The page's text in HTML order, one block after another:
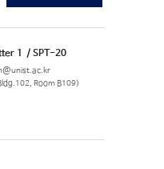
1 / SPT-20
Room B109)